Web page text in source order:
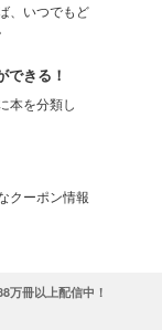
、いつでもど
できる！
本を分類し
クーポン情報
万冊以上配信中！